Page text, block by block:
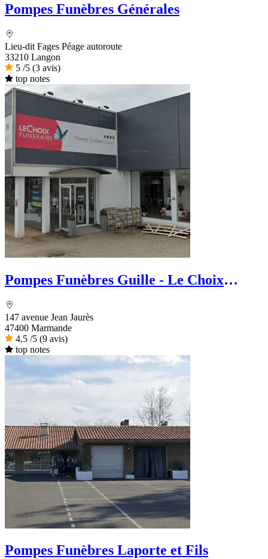
Pompes Funèbres Générales
Lieu-dit Fages Péage autoroute
33210 Langon
5 /5 (3 avis)
top notes
Pompes Funèbres Guille - Le Choix
147 avenue Jean Jaurès
47400 Marmande
4,5 /5 (9 avis)
top notes
Pompes Funèbres Laporte et Fils